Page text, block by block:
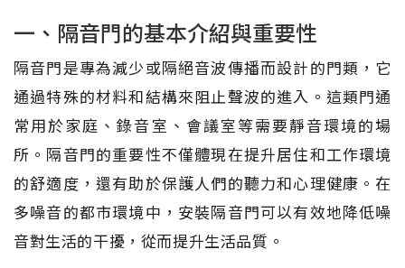
一、隔音門的基本介紹與重要性
隔音門是專為減少或隔絕音波傳播而設計的門類，它
通過特殊的材料和結構來阻止聲波的進入。這類門通
常用於家庭、錄音室、會議室等需要靜音環境的場
所。隔音門的重要性不僅體現在提升居住和工作環境
的舒適度，還有助於保護人們的聽力和心理健康。在
多噪音的都市環境中，安裝隔音門可以有效地降低噪
音對生活的干擾，從而提升生活品質。